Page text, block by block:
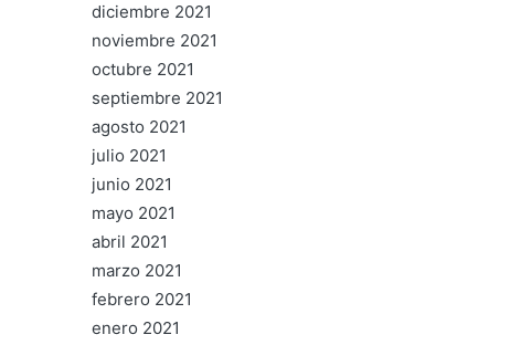
diciembre 2021
noviembre 2021
octubre 2021
septiembre 2021
agosto 2021
julio 2021
junio 2021
mayo 2021
abril 2021
marzo 2021
febrero 2021
enero 2021